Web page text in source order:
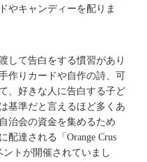
やキャンディーを配りま
して告白をする慣習があり
作りカードや自作の詩、可
、好きな人に告白する子ど
基準だと言えるほど多くあ
治会の資金を集めるため
配達される「Orange Crus
トが開催されていまし